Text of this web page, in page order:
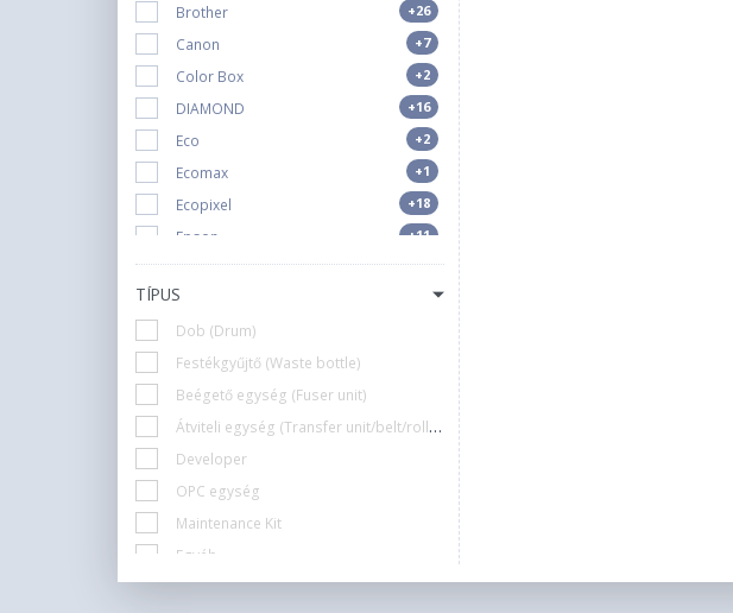
Brother +26
Canon +7
Color Box +2
DIAMOND +16
Eco +2
Ecomax +1
Ecopixel +18
Epson +11
HP +21
IK
KATUN
Konica-minolta
Lexmark
Névtelen +1
OKI
Ricoh
Samsung
Sharp
+1
TÍPUS
Dob (Drum)
Festékgyűjtő (Waste bottle)
Beégető egység (Fuser unit)
Átviteli egység (Transfer unit/belt/roller)
Developer
OPC egység
Maintenance Kit
Egyéb
Szíjegység (Bridge Unit)